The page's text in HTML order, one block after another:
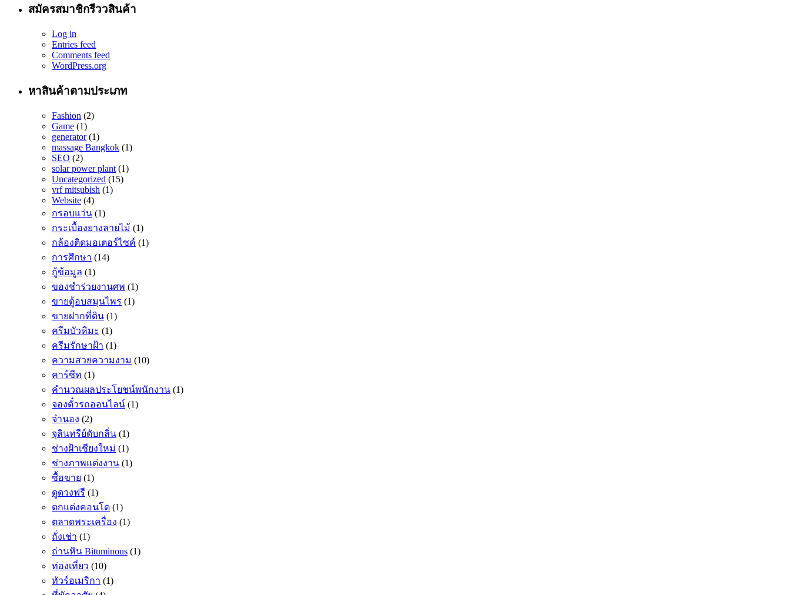
สมัครสมาชิกรีววสินค้า
Log in
Entries feed
Comments feed
WordPress.org
หาสินค้าตามประเภท
Fashion (2)
Game (1)
generator(1)
massage Bangkok (1)
SEO (2)
solar power plant (1)
Uncategorized (15)
vrf mitsubish (1)
Website (4)
กรอบแว่น (1)
กระเบื้องยางลายไม้ (1)
กล้องติดมอเตอร์ไซค์ (1)
การศึกษา (14)
กู้ข้อมูล (1)
ของชำร่วยงานศพ (1)
ขายตู้อบสมุนไพร (1)
ขายฝากที่ดิน (1)
ครีมบัวหิมะ (1)
ครีมรักษาฝ้า (1)
ความสวยความงาม (10)
คาร์ซีท (1)
คำนวณผลประโยชน์พนักงาน (1)
จองตั๋วรถออนไลน์ (1)
จำนอง (2)
จุลินทรีย์ดับกลิ่น (1)
ช่างฝ้าเชียงใหม่ (1)
ช่างภาพแต่งงาน (1)
ซื้อขาย (1)
ดูดวงฟรี (1)
ตกแต่งคอนโด (1)
ตลาดพระเครื่อง (1)
ถั่งเช่า (1)
ถ่านหิน Bituminous (1)
ท่องเที่ยว (10)
ทัวร์อเมริกา (1)